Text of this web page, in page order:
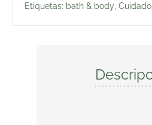
Etiquetas: bath & body